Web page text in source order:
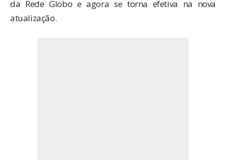
da Rede Globo e agora se torna efetiva na nova
atualização.